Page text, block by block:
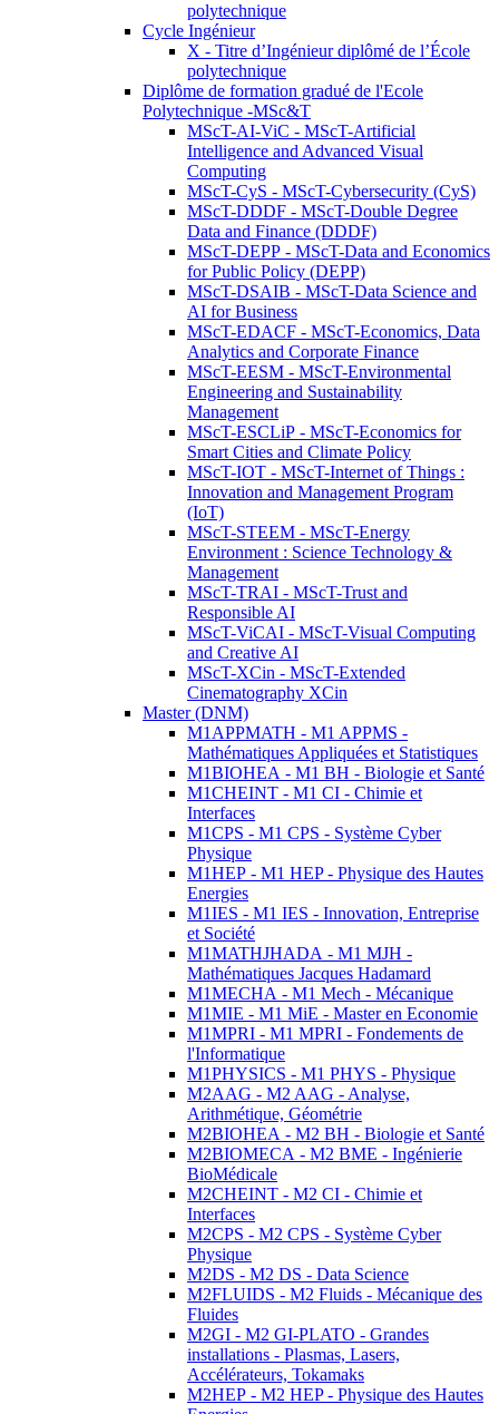
polytechnique
Cycle Ingénieur
X - Titre d’Ingénieur diplômé de l’École
polytechnique
Diplôme de formation gradué de l'Ecole
Polytechnique -MSc&T
MScT-AI-ViC - MScT-Artificial
Intelligence and Advanced Visual
Computing
MScT-CyS - MScT-Cybersecurity (CyS)
MScT-DDDF - MScT-Double Degree
Data and Finance (DDDF)
MScT-DEPP - MScT-Data and Economics
for Public Policy (DEPP)
MScT-DSAIB - MScT-Data Science and
AI for Business
MScT-EDACF - MScT-Economics, Data
Analytics and Corporate Finance
MScT-EESM - MScT-Environmental
Engineering and Sustainability
Management
MScT-ESCLiP - MScT-Economics for
Smart Cities and Climate Policy
MScT-IOT - MScT-Internet of Things :
Innovation and Management Program
(IoT)
MScT-STEEM - MScT-Energy
Environment : Science Technology &
Management
MScT-TRAI - MScT-Trust and
Responsible AI
MScT-ViCAI - MScT-Visual Computing
and Creative AI
MScT-XCin - MScT-Extended
Cinematography XCin
Master (DNM)
M1APPMATH - M1 APPMS -
Mathématiques Appliquées et Statistiques
M1BIOHEA - M1 BH - Biologie et Santé
M1CHEINT - M1 CI - Chimie et
Interfaces
M1CPS - M1 CPS - Système Cyber
Physique
M1HEP - M1 HEP - Physique des Hautes
Energies
M1IES - M1 IES - Innovation, Entreprise
et Société
M1MATHJHADA - M1 MJH -
Mathématiques Jacques Hadamard
M1MECHA - M1 Mech - Mécanique
M1MIE - M1 MiE - Master en Economie
M1MPRI - M1 MPRI - Fondements de
l'Informatique
M1PHYSICS - M1 PHYS - Physique
M2AAG - M2 AAG - Analyse,
Arithmétique, Géométrie
M2BIOHEA - M2 BH - Biologie et Santé
M2BIOMECA - M2 BME - Ingénierie
BioMédicale
M2CHEINT - M2 CI - Chimie et
Interfaces
M2CPS - M2 CPS - Système Cyber
Physique
M2DS - M2 DS - Data Science
M2FLUIDS - M2 Fluids - Mécanique des
Fluides
M2GI - M2 GI-PLATO - Grandes
installations - Plasmas, Lasers,
Accélérateurs, Tokamaks
M2HEP - M2 HEP - Physique des Hautes